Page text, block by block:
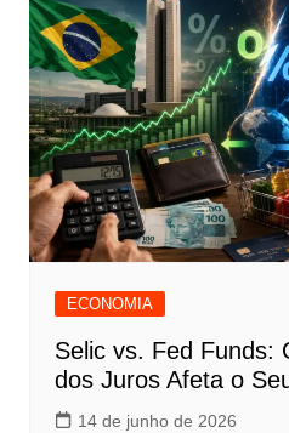
ECONOMIA
Selic vs. Fed Funds:
dos Juros Afeta o
14 de junho de 2026